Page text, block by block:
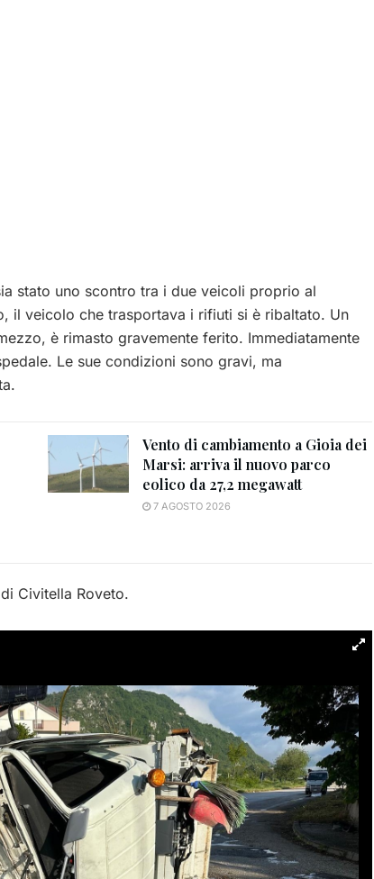
stato uno scontro tra i due veicoli proprio al
il veicolo che trasportava i rifiuti si è ribaltato. Un
è rimasto gravemente ferito. Immediatamente
Le sue condizioni sono gravi, ma
Vento di cambiamento a Gioia dei
Marsi: arriva il nuovo parco
eolico da 27,2 megawatt
7 AGOSTO 2026
Civitella Roveto.